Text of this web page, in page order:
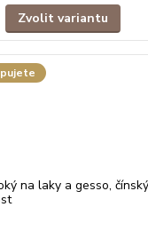
Zvolit variantu